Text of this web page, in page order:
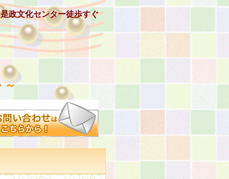
政文化センター徒歩すぐ
～